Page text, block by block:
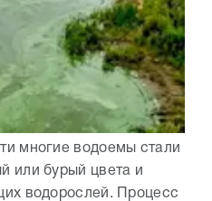
многие водоемы стали
или бурый цвета и
водорослей. Процесс